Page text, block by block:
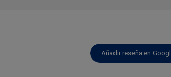
Añadir reseña en